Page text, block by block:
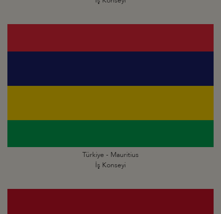
Türkiye - Mauritius
İş Konseyi